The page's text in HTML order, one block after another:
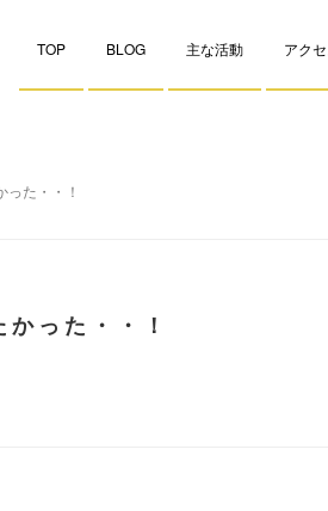
TOP BLOG 主な活動 アク
った・・！
った・・！